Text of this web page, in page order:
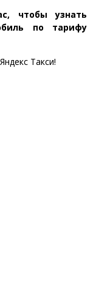
чтобы узнать
по тарифу
Такси!